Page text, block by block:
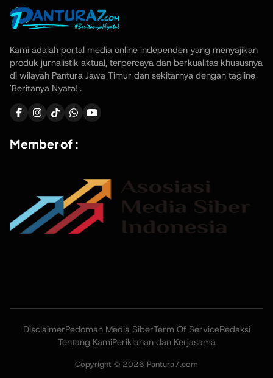
Kami adalah portal media online independen yang menyajikan
produk jurnalistik aktual, terpercaya dan berkualitas khususnya
di wilayah Pantura Jawa Timur dan sekitarnya dengan tagline
'Beritanya Nyata!'.
Member of :
DisclaimerPedoman Media SiberTerm Of ServiceRedaksi
Tentang KamiPeriklanan dan Kerjasama
Copyright © 2026 Pantura7.com